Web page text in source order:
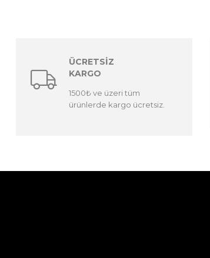
ÜCRETSİZ
KARGO
1500₺ ve üzeri tüm
ürünlerde kargo ücretsiz.